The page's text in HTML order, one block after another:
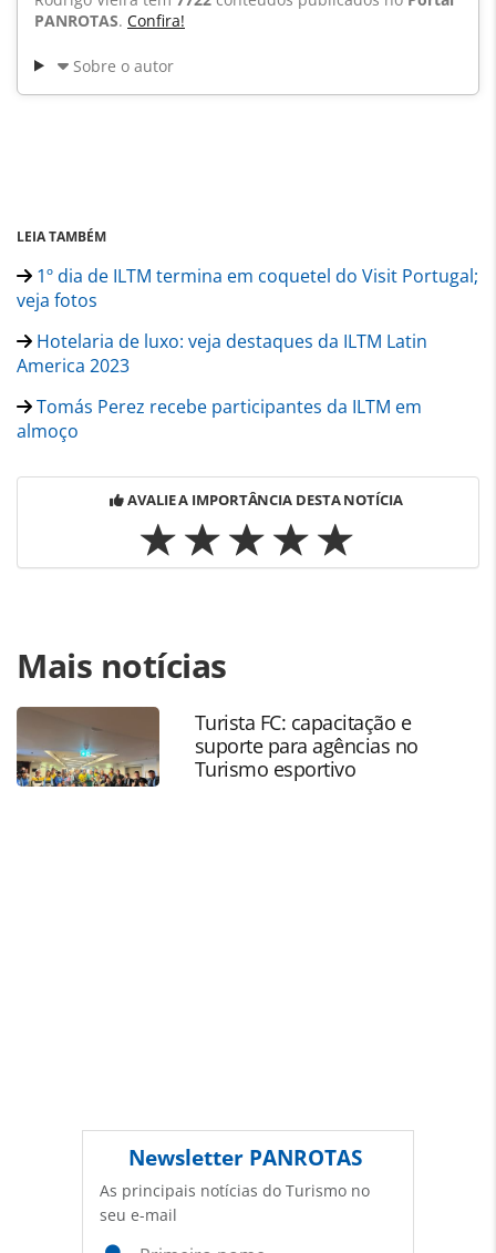
PANROTAS. Confira!
Sobre o autor
LEIA TAMBÉM
1º dia de ILTM termina em coquetel do Visit Portugal;
veja fotos
Hotelaria de luxo: veja destaques da ILTM Latin
America 2023
Tomás Perez recebe participantes da ILTM em
almoço
AVALIE A IMPORTÂNCIA DESTA NOTÍCIA
https://www.panrotas.com.br/agencias-de-
viagens/viagens-de-luxo/2023/05/agentes-de-viagens-de-
luxo-tem-de-cobrar-por-consultas-diz-simon-
mayle_196666.html ou as ferramentas oferecidas na
página. Todo o conteúdo produzido pela PANROTAS
Editora é protegido pela legislação brasileira sobre direito
Mais notícias
Turista FC: capacitação e
suporte para agências no
Turismo esportivo
Newsletter PANROTAS
As principais notícias do Turismo no
seu e-mail